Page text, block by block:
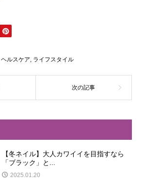
ヘルスケア, ライフスタイル
【冬ネイル】大人カワイイを目指すなら
「ブラック」と...
2025.01.20